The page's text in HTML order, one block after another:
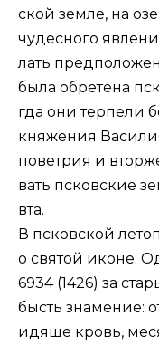
ской зем­ле, на
чу­дес­но­го
лать
бы­ла об­ре­те­на
гда они тер­пе­ли
кня­же­ния
по­вет­рия и
вать псков­ские
вта.
В псков­ской
о свя­той иконе.
6934 (1426) за
бысть зна­ме­ние:
идя­ше кровь,